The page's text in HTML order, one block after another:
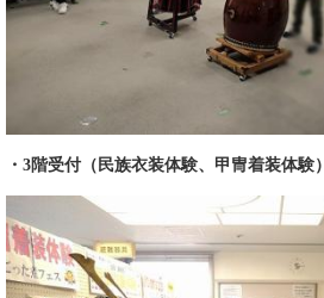
​・3階受付（民族衣装体験、甲冑着装体験）